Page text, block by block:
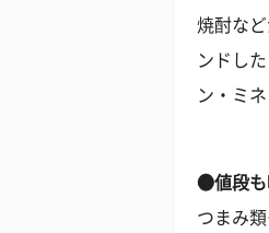
焼酎な
ンドし
ン・ミ
●値段も
つまみ